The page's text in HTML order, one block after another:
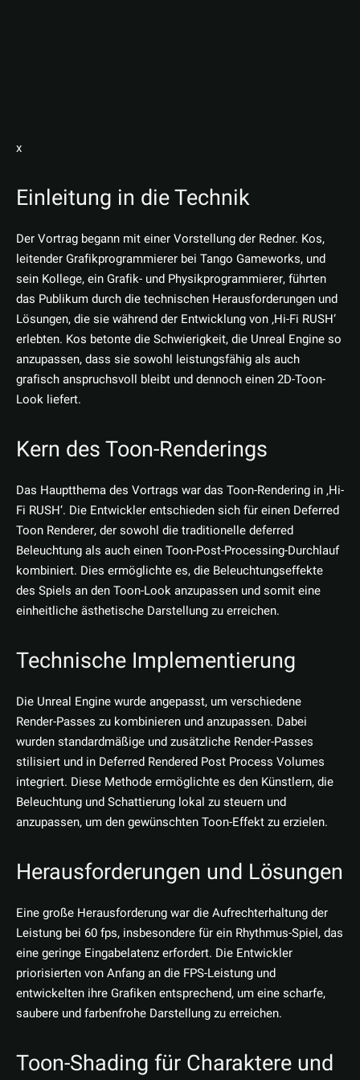
x
Einleitung in die Technik
Der Vortrag begann mit einer Vorstellung der Redner. Kos,
leitender Grafikprogrammierer bei Tango Gameworks, und
sein Kollege, ein Grafik- und Physikprogrammierer, führten
das Publikum durch die technischen Herausforderungen und
Lösungen, die sie während der Entwicklung von ‚Hi-Fi RUSH‘
erlebten. Kos betonte die Schwierigkeit, die Unreal Engine so
anzupassen, dass sie sowohl leistungsfähig als auch
grafisch anspruchsvoll bleibt und dennoch einen 2D-Toon-
Look liefert.
Kern des Toon-Renderings
Das Hauptthema des Vortrags war das Toon-Rendering in ‚Hi-
Fi RUSH‘. Die Entwickler entschieden sich für einen Deferred
Toon Renderer, der sowohl die traditionelle deferred
Beleuchtung als auch einen Toon-Post-Processing-Durchlauf
kombiniert. Dies ermöglichte es, die Beleuchtungseffekte
des Spiels an den Toon-Look anzupassen und somit eine
einheitliche ästhetische Darstellung zu erreichen.
Technische Implementierung
Die Unreal Engine wurde angepasst, um verschiedene
Render-Passes zu kombinieren und anzupassen. Dabei
wurden standardmäßige und zusätzliche Render-Passes
stilisiert und in Deferred Rendered Post Process Volumes
integriert. Diese Methode ermöglichte es den Künstlern, die
Beleuchtung und Schattierung lokal zu steuern und
anzupassen, um den gewünschten Toon-Effekt zu erzielen.
Herausforderungen und Lösungen
Eine große Herausforderung war die Aufrechterhaltung der
Leistung bei 60 fps, insbesondere für ein Rhythmus-Spiel, das
eine geringe Eingabelatenz erfordert. Die Entwickler
priorisierten von Anfang an die FPS-Leistung und
entwickelten ihre Grafiken entsprechend, um eine scharfe,
saubere und farbenfrohe Darstellung zu erreichen.
Toon-Shading für Charaktere und